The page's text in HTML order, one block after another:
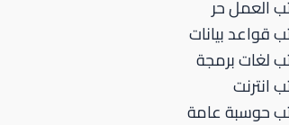
العمل حر
قواعد بيانات
لغات برمجة
انترنت
حوسبة عامة